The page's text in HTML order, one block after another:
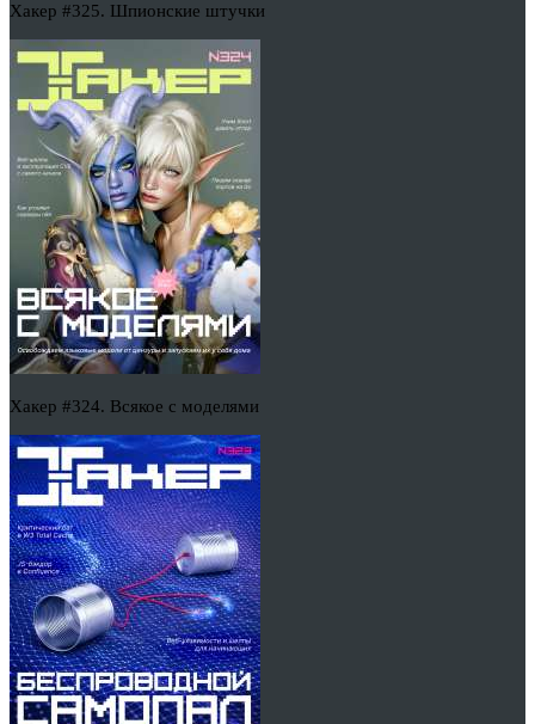
Хакер #325. Шпионские штучки
Хакер #324. Всякое с моделями